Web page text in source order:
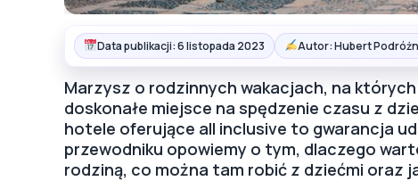
Data publikacji: 6 listopada 2023 Autor: Hubert
Marzysz o rodzinnych wakacjach, na
doskonałe miejsce na spędzenie czasu z
hotele oferujące all inclusive to gwarancja
przewodniku opowiemy o tym, dlaczego
rodziną, co można tam robić z dziećmi oraz